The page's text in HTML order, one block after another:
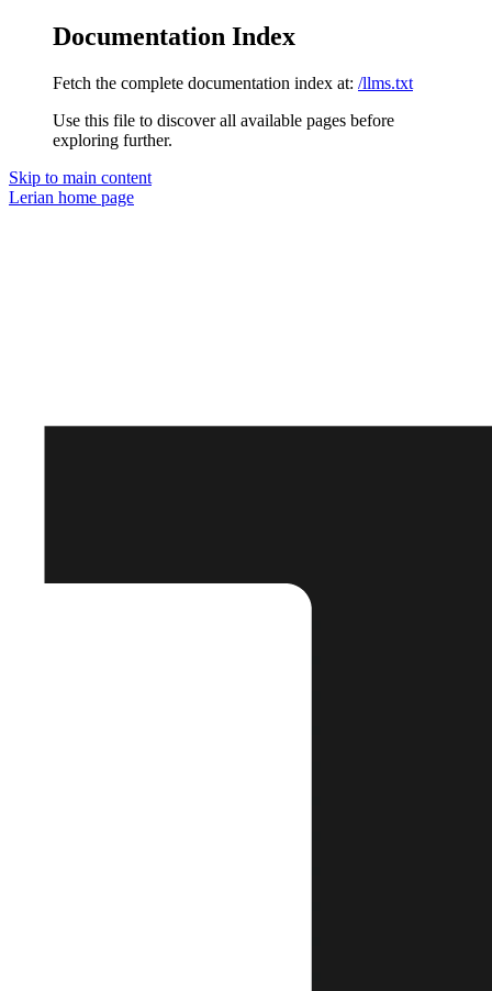
Documentation Index
Fetch the complete documentation index at: /llms.txt
Use this file to discover all available pages before
exploring further.
Skip to main content
Lerian home page